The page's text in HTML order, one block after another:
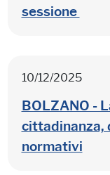
sessione
10/12/2025
BOLZANO -
cittadinanza,
normativi